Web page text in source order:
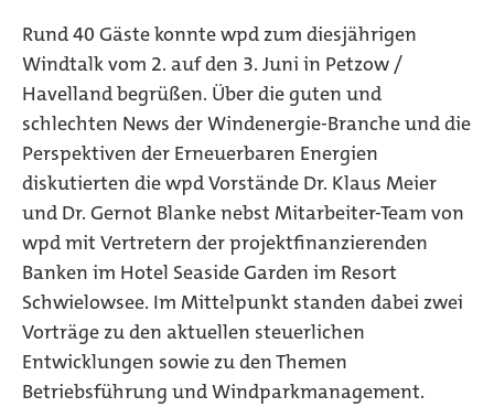
Rund 40 Gäste konnte wpd zum diesjährigen
Windtalk vom 2. auf den 3. Juni in Petzow /
Havelland begrüßen. Über die guten und
schlechten News der Windenergie-Branche und die
Perspektiven der Erneuerbaren Energien
diskutierten die wpd Vorstände Dr. Klaus Meier
und Dr. Gernot Blanke nebst Mitarbeiter-Team von
wpd mit Vertretern der projektfinanzierenden
Banken im Hotel Seaside Garden im Resort
Schwielowsee. Im Mittelpunkt standen dabei zwei
Vorträge zu den aktuellen steuerlichen
Entwicklungen sowie zu den Themen
Betriebsführung und Windparkmanagement.